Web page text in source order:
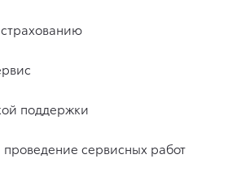
поддержки
проведение сервисных работ